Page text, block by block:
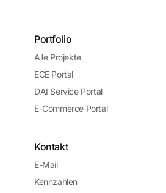
Portfolio
Alle Projekte
ECE Portal
DAI Service Portal
E-Commerce Portal
Kontakt
E-Mail
Kennzahlen